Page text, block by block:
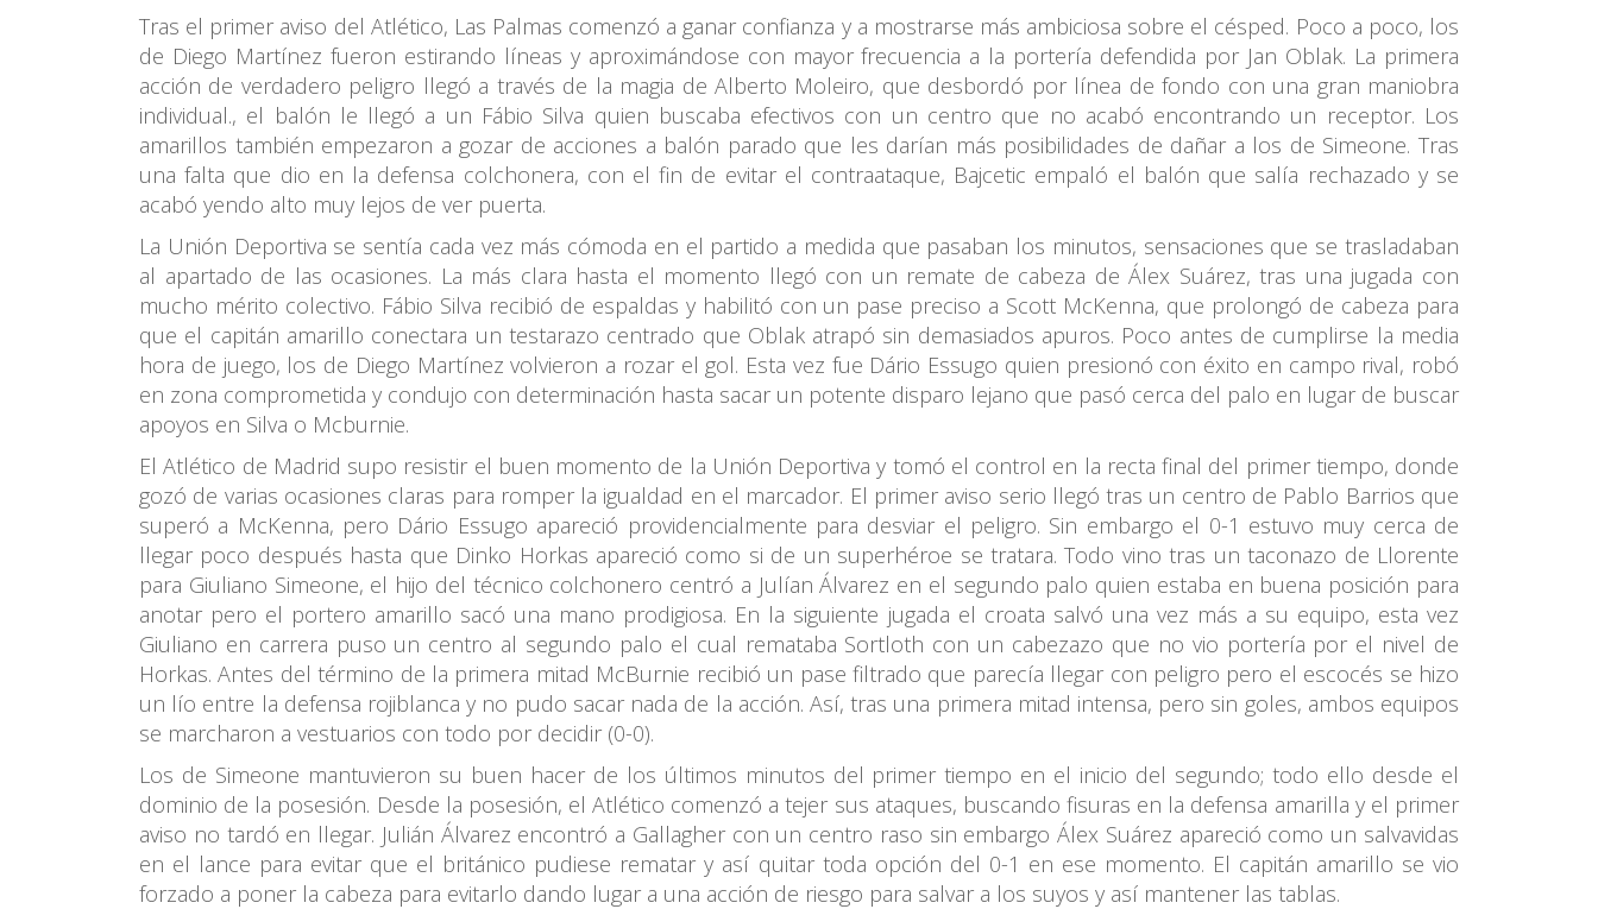
Tras el primer aviso del Atlético, Las Palmas comenzó a ganar confianza y a mostrarse más ambiciosa sobre el césped. Poco a poco, los
de Diego Martínez fueron estirando líneas y aproximándose con mayor frecuencia a la portería defendida por Jan Oblak. La primera
acción de verdadero peligro llegó a través de la magia de Alberto Moleiro, que desbordó por línea de fondo con una gran maniobra
individual., el balón le llegó a un Fábio Silva quien buscaba efectivos con un centro que no acabó encontrando un receptor. Los
amarillos también empezaron a gozar de acciones a balón parado que les darían más posibilidades de dañar a los de Simeone. Tras
una falta que dio en la defensa colchonera, con el fin de evitar el contraataque, Bajcetic empaló el balón que salía rechazado y se
acabó yendo alto muy lejos de ver puerta.
La Unión Deportiva se sentía cada vez más cómoda en el partido a medida que pasaban los minutos, sensaciones que se trasladaban
al apartado de las ocasiones. La más clara hasta el momento llegó con un remate de cabeza de Álex Suárez, tras una jugada con
mucho mérito colectivo. Fábio Silva recibió de espaldas y habilitó con un pase preciso a Scott McKenna, que prolongó de cabeza para
que el capitán amarillo conectara un testarazo centrado que Oblak atrapó sin demasiados apuros. Poco antes de cumplirse la media
hora de juego, los de Diego Martínez volvieron a rozar el gol. Esta vez fue Dário Essugo quien presionó con éxito en campo rival, robó
en zona comprometida y condujo con determinación hasta sacar un potente disparo lejano que pasó cerca del palo en lugar de buscar
apoyos en Silva o Mcburnie.
El Atlético de Madrid supo resistir el buen momento de la Unión Deportiva y tomó el control en la recta final del primer tiempo, donde
gozó de varias ocasiones claras para romper la igualdad en el marcador. El primer aviso serio llegó tras un centro de Pablo Barrios que
superó a McKenna, pero Dário Essugo apareció providencialmente para desviar el peligro. Sin embargo el 0-1 estuvo muy cerca de
llegar poco después hasta que Dinko Horkas apareció como si de un superhéroe se tratara. Todo vino tras un taconazo de Llorente
para Giuliano Simeone, el hijo del técnico colchonero centró a Julían Álvarez en el segundo palo quien estaba en buena posición para
anotar pero el portero amarillo sacó una mano prodigiosa. En la siguiente jugada el croata salvó una vez más a su equipo, esta vez
Giuliano en carrera puso un centro al segundo palo el cual remataba Sortloth con un cabezazo que no vio portería por el nivel de
Horkas. Antes del término de la primera mitad McBurnie recibió un pase filtrado que parecía llegar con peligro pero el escocés se hizo
un lío entre la defensa rojiblanca y no pudo sacar nada de la acción. Así, tras una primera mitad intensa, pero sin goles, ambos equipos
se marcharon a vestuarios con todo por decidir (0-0).
Los de Simeone mantuvieron su buen hacer de los últimos minutos del primer tiempo en el inicio del segundo; todo ello desde el
dominio de la posesión. Desde la posesión, el Atlético comenzó a tejer sus ataques, buscando fisuras en la defensa amarilla y el primer
aviso no tardó en llegar. Julián Álvarez encontró a Gallagher con un centro raso sin embargo Álex Suárez apareció como un salvavidas
en el lance para evitar que el británico pudiese rematar y así quitar toda opción del 0-1 en ese momento. El capitán amarillo se vio
forzado a poner la cabeza para evitarlo dando lugar a una acción de riesgo para salvar a los suyos y así mantener las tablas.